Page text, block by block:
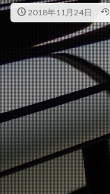
2018年11月24日